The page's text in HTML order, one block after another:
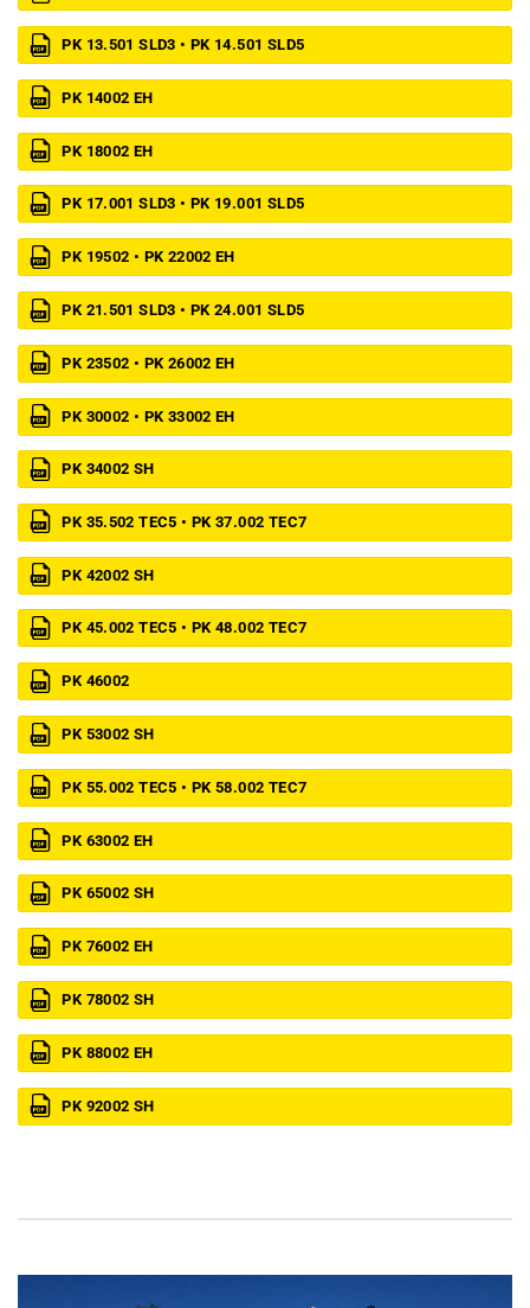
PK 13.501 SLD3 • PK 14.501 SLD5
PK 14002 EH
PK 18002 EH
PK 17.001 SLD3 • PK 19.001 SLD5
PK 19502 • PK 22002 EH
PK 21.501 SLD3 • PK 24.001 SLD5
PK 23502 • PK 26002 EH
PK 30002 • PK 33002 EH
PK 34002 SH
PK 35.502 TEC5 • PK 37.002 TEC7
PK 42002 SH
PK 45.002 TEC5 • PK 48.002 TEC7
PK 46002
PK 53002 SH
PK 55.002 TEC5 • PK 58.002 TEC7
PK 63002 EH
PK 65002 SH
PK 76002 EH
PK 78002 SH
PK 88002 EH
PK 92002 SH